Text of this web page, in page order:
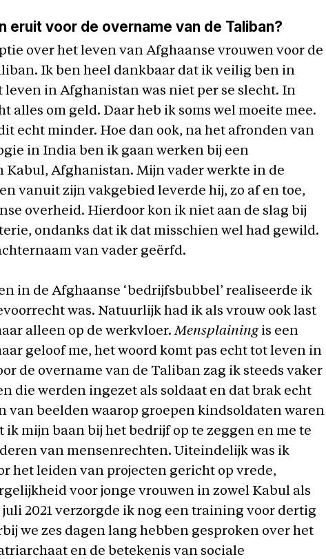
eruit voor de overname van de Taliban?
over het leven van Afghaanse vrouwen voor de
Ik ben heel dankbaar dat ik veilig ben in
leven in Afghanistan was niet per se slecht. In
alles om geld. Daar heb ik soms wel moeite mee.
echt minder. Hoe dan ook, na het afronden van
in India ben ik gaan werken bij een
Kabul, Afghanistan. Mijn vader werkte in de
vanuit zijn vakgebied leverde hij, zo af en toe,
overheid. Hierdoor kon ik niet aan de slag bij
ondanks dat ik dat misschien wel had gewild.
van vader geërfd.
in de Afghaanse ‘bedrijfsbubbel’ realiseerde ik
was. Natuurlijk had ik als vrouw ook last
alleen op de werkvloer.Mensplainingis een
geloof me, het woord komt pas echt tot leven in
de overname van de Taliban zag ik steeds vaker
die werden ingezet als soldaat en dat brak echt
van beelden waarop groepen kindsoldaten waren
ik mijn baan bij het bedrijf op te zeggen en me te
van mensenrechten. Uiteindelijk was ik
het leiden van projecten gericht op vrede,
voor jonge vrouwen in zowel Kabul als
2021 verzorgde ik nog een training voor dertig
we zes dagen lang hebben gesproken over het
en de betekenis van sociale